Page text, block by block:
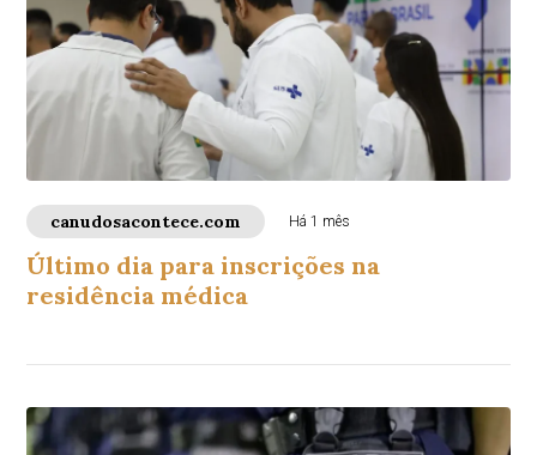
canudosacontece.com Há 1 mês
Último dia para inscrições na
residência médica